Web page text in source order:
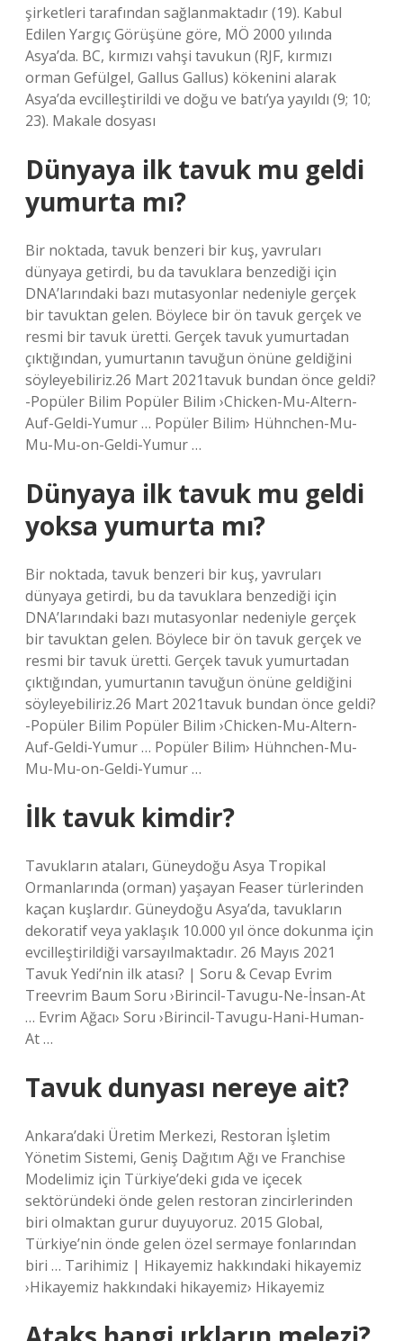
şirketleri tarafından sağlanmaktadır (19). Kabul
Edilen Yargıç Görüşüne göre, MÖ 2000 yılında
Asya’da. BC, kırmızı vahşi tavukun (RJF, kırmızı
orman Gefülgel, Gallus Gallus) kökenini alarak
Asya’da evcilleştirildi ve doğu ve batı’ya yayıldı (9; 10;
23). Makale dosyası
Dünyaya ilk tavuk mu geldi
yumurta mı?
Bir noktada, tavuk benzeri bir kuş, yavruları
dünyaya getirdi, bu da tavuklara benzediği için
DNA’larındaki bazı mutasyonlar nedeniyle gerçek
bir tavuktan gelen. Böylece bir ön tavuk gerçek ve
resmi bir tavuk üretti. Gerçek tavuk yumurtadan
çıktığından, yumurtanın tavuğun önüne geldiğini
söyleyebiliriz.26 Mart 2021tavuk bundan önce geldi?
-Popüler Bilim Popüler Bilim ›Chicken-Mu-Altern-
Auf-Geldi-Yumur … Popüler Bilim› Hühnchen-Mu-
Mu-Mu-on-Geldi-Yumur …
Dünyaya ilk tavuk mu geldi
yoksa yumurta mı?
Bir noktada, tavuk benzeri bir kuş, yavruları
dünyaya getirdi, bu da tavuklara benzediği için
DNA’larındaki bazı mutasyonlar nedeniyle gerçek
bir tavuktan gelen. Böylece bir ön tavuk gerçek ve
resmi bir tavuk üretti. Gerçek tavuk yumurtadan
çıktığından, yumurtanın tavuğun önüne geldiğini
söyleyebiliriz.26 Mart 2021tavuk bundan önce geldi?
-Popüler Bilim Popüler Bilim ›Chicken-Mu-Altern-
Auf-Geldi-Yumur … Popüler Bilim› Hühnchen-Mu-
Mu-Mu-on-Geldi-Yumur …
İlk tavuk kimdir?
Tavukların ataları, Güneydoğu Asya Tropikal
Ormanlarında (orman) yaşayan Feaser türlerinden
kaçan kuşlardır. Güneydoğu Asya’da, tavukların
dekoratif veya yaklaşık 10.000 yıl önce dokunma için
evcilleştirildiği varsayılmaktadır. 26 Mayıs 2021
Tavuk Yedi’nin ilk atası? | Soru & Cevap Evrim
Treevrim Baum Soru ›Birincil-Tavugu-Ne-İnsan-At
… Evrim Ağacı› Soru ›Birincil-Tavugu-Hani-Human-
At …
Tavuk dunyası nereye ait?
Ankara’daki Üretim Merkezi, Restoran İşletim
Yönetim Sistemi, Geniş Dağıtım Ağı ve Franchise
Modelimiz için Türkiye’deki gıda ve içecek
sektöründeki önde gelen restoran zincirlerinden
biri olmaktan gurur duyuyoruz. 2015 Global,
Türkiye’nin önde gelen özel sermaye fonlarından
biri … Tarihimiz | Hikayemiz hakkındaki hikayemiz
›Hikayemiz hakkındaki hikayemiz› Hikayemiz